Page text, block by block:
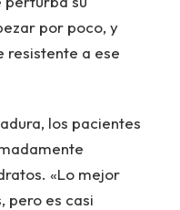
por poco, y
resistente a ese
los pacientes
«Lo mejor
pero es casi